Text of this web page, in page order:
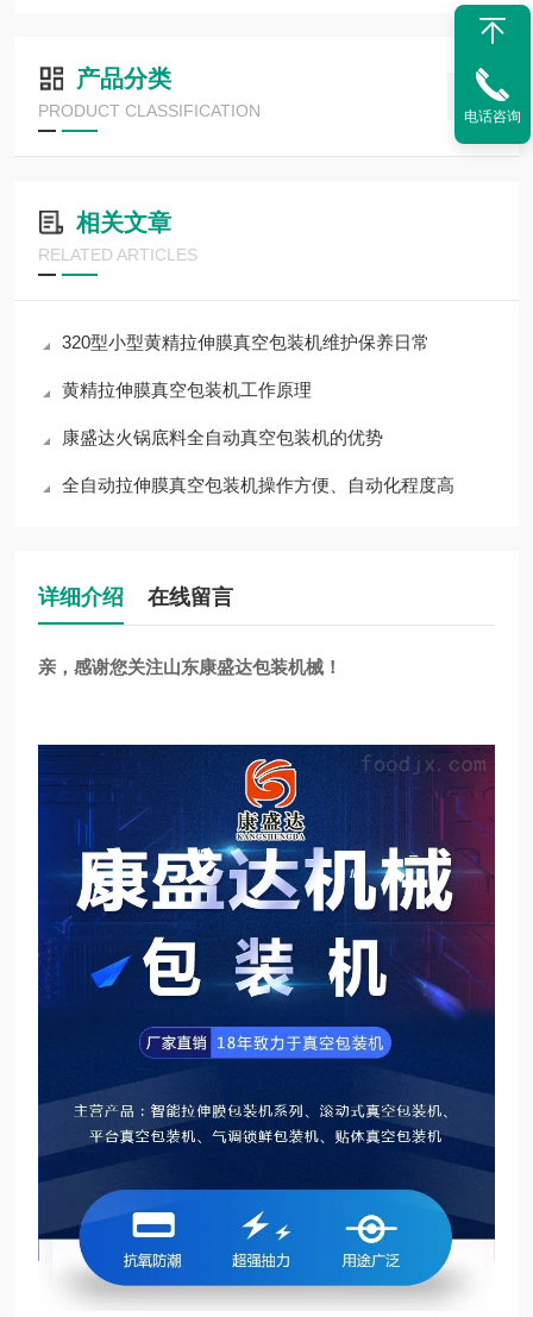
产品分类
PRODUCT CLASSIFICATION
相关文章
RELATED ARTICLES
320型小型黄精拉伸膜真空包装机维护保养日常
黄精拉伸膜真空包装机工作原理
康盛达火锅底料全自动真空包装机的优势
全自动拉伸膜真空包装机操作方便、自动化程度高
详细介绍 在线留言
亲，感谢您关注山东康盛达包装机械！
电话咨询